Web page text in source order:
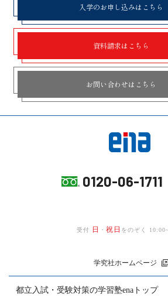
入学のお申し込みはこちら
資料請求はこちら
お問い合わせはこちら
0120-06-1711
受付 日 ・ 祝日 をのぞく
学究社ホームページ
都立入試・受験対策の学習塾enaトップ